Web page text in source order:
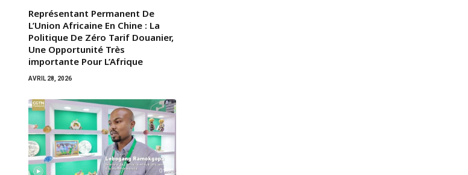
Représentant Permanent De
L’Union Africaine En Chine : La
Politique De Zéro Tarif Douanier,
Une Opportunité Très
importante Pour L’Afrique
AVRIL 28, 2026